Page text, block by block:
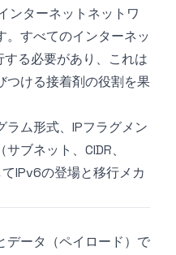
ターネットネットワ
。すべてのインターネッ
する必要があり、これは
つける接着剤の役割を果
ラム形式、IPフラグメン
ブネット、CIDR、
IPv6の登場と移行メカ
データ（ペイロード）で